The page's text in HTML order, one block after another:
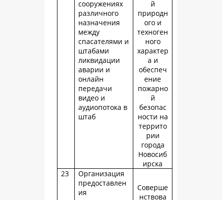
сооружениях
различного
назначения
между
спасателями и
штабами
ликвидации
аварии и
онлайн
передачи
видео и
аудиопотока в
штаб
й
природн
ого и
техноген
ного
характер
а и
обеспеч
ение
пожарно
й
безопас
ности на
террито
рии
города
Новосиб
ирска
23
Организация
предоставлен
ия
Соверше
нствова